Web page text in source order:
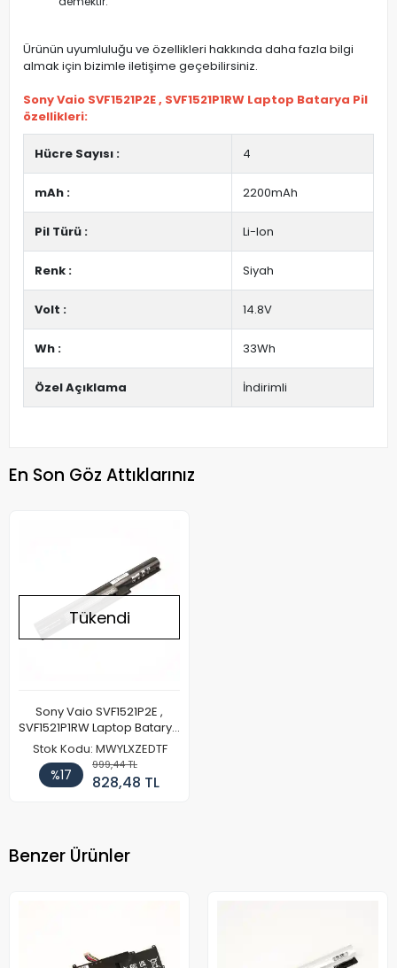
Ürünün uyumluluğu ve özellikleri hakkında daha fazla bilgi
almak için bizimle iletişime geçebilirsiniz.
Sony Vaio SVF1521P2E , SVF1521P1RW Laptop Batarya Pil
özellikleri:
Hücre Sayısı : 4
mAh : 2200mAh
Pil Türü : Li-Ion
Renk : Siyah
Volt : 14.8V
Wh : 33Wh
Özel Açıklama İndirimli
En Son Göz Attıklarınız
Tükendi
Sony Vaio SVF1521P2E ,
SVF1521P1RW Laptop Batarya
Pil
Stok Kodu: MWYLXZEDTF
%17
999,44 TL
828,48 TL
Benzer Ürünler